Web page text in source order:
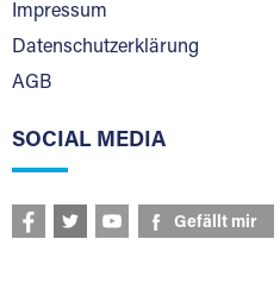
Impressum
Datenschutzerklärung
AGB
SOCIAL MEDIA
Gefällt mir